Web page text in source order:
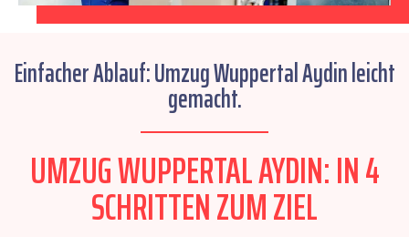
Einfacher Ablauf: Umzug Wuppertal Aydin leicht
gemacht.
UMZUG WUPPERTAL AYDIN: IN 4
SCHRITTEN ZUM ZIEL